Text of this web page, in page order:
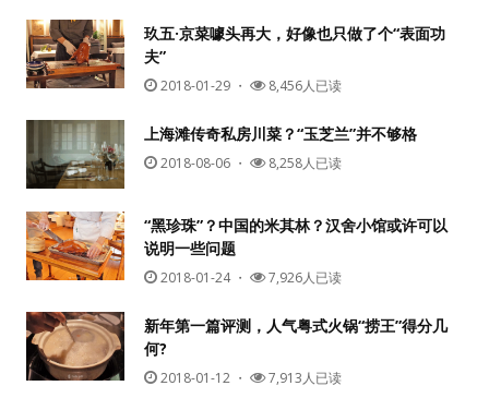
用户名或Email
密码
玖五·京菜噱头再大，好像也只做了个“表面功
夫”
2018-01-29 ・ 8,456人已读
上海滩传奇私房川菜？“玉芝兰”并不够格
2018-08-06 ・ 8,258人已读
“黑珍珠”？中国的米其林？汉舍小馆或许可以
说明一些问题
2018-01-24・ 7,926人已读
新年第一篇评测，人气粤式火锅“捞王”得分几
何?
2018-01-12 ・ 7,913人已读